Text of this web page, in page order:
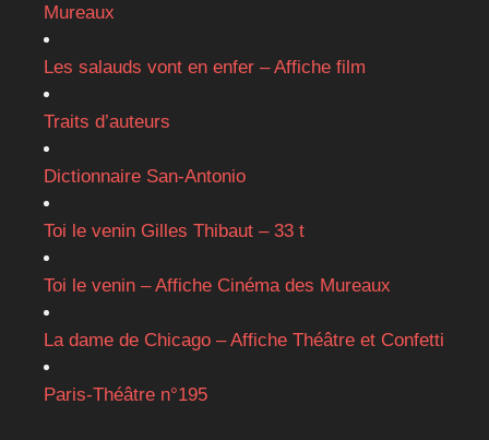
Mureaux
Les salauds vont en enfer – Affiche film
Traits d’auteurs
Dictionnaire San-Antonio
Toi le venin Gilles Thibaut – 33 t
Toi le venin – Affiche Cinéma des Mureaux
La dame de Chicago – Affiche Théâtre et Confetti
Paris-Théâtre n°195